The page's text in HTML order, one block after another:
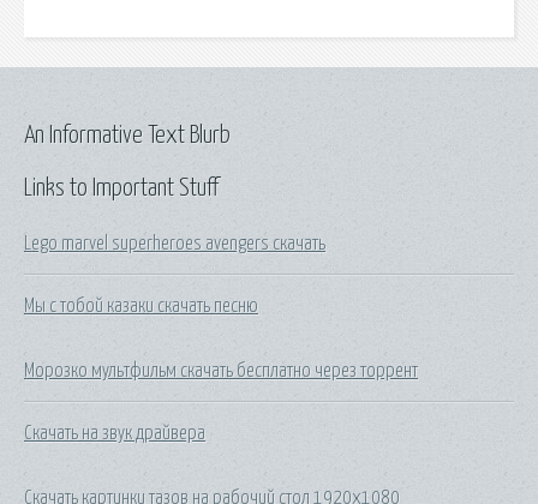
Links to Important Stuff
Lego marvel superheroes avengers скачать
Мы с тобой казаки скачать песню
Морозко мультфильм скачать бесплатно через торрент
Скачать на звук драйвера
Скачать картинки тазов на рабочий стол 1920х1080
An Informative Text Blurb